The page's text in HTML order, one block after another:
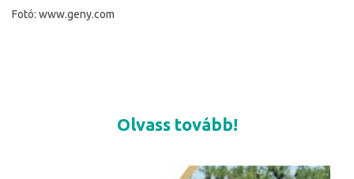
Fotó: www.geny.com
Olvass tovább!